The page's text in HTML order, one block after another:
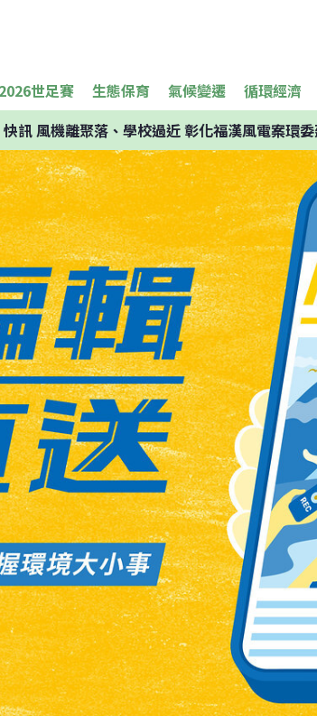
世足賽 生態保育 氣候變遷 循環經濟
快訊風機離聚落、學校過近 彰化福漢風電案環